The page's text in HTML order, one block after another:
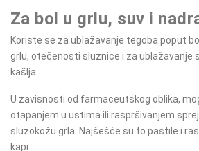
Za bol u grlu, suv i
Koriste se za ublažavanje tegoba poput
grlu, otečenosti sluznice i za ublažavanje
kašlja.
U zavisnosti od farmaceutskog oblika,
otapanjem u ustima ili raspršivanjem
sluzokožu grla. Najšešće su to pastile i
kapi.